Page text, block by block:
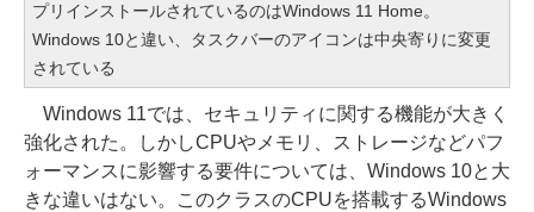
プリインストールされているのはWindows 11 Home。
Windows 10と違い、タスクバーのアイコンは中央寄りに変更
されている
Windows 11では、セキュリティに関する機能が大きく
強化された。しかしCPUやメモリ、ストレージなどパフ
ォーマンスに影響する要件については、Windows 10と大
きな違いはない。このクラスのCPUを搭載するWindows